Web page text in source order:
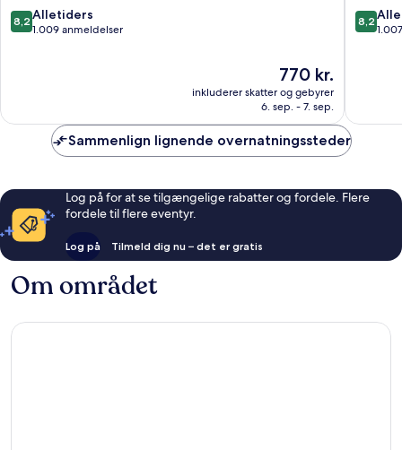
8.2
ud
8,2 Alletiders
1.009 anmeldelser
Prisen
770 kr.
770 kr.
inkluderer skatter og gebyrer
6. sep. - 7. sep.
8.2
ud
8,2
Sammenlign lignende overnatningssteder
Log på for at se tilgængelige rabatter og fordele. Flere
fordele til flere eventyr.
Log på Tilmeld dig nu – det er gratis
Om området